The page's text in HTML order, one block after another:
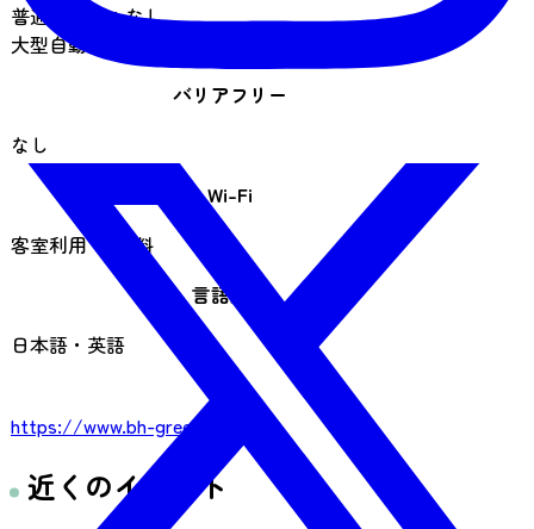
普通自動車：なし
大型自動車：なし
バリアフリー
なし
Wi-Fi
客室利用 可 無料
言語対応
日本語・英語
https://www.bh-green.co.jp/
近くのイベント